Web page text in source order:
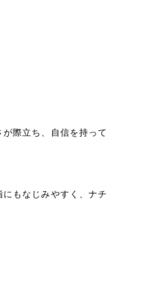
際立ち、自信を持って
もなじみやすく、ナチ